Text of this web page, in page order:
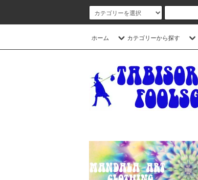
ホーム カテゴリーから探す